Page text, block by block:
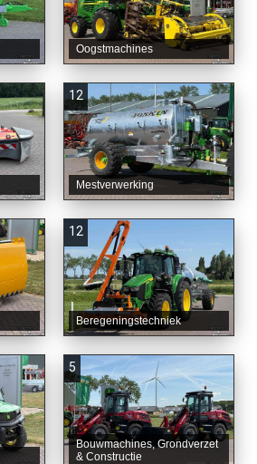
Oogstmachines
12
Mestverwerking
12
Beregeningstechniek
5
Bouwmachines, Grondverzet
& Constructie